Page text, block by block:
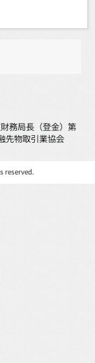
融先物取引業協会
reserved.